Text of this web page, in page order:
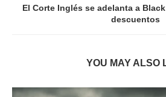
El Corte Inglés se adelanta a
descuentos
YOU MAY ALSO